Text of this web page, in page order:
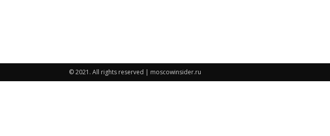
© 2021. All rights reserved | moscowinsider.ru